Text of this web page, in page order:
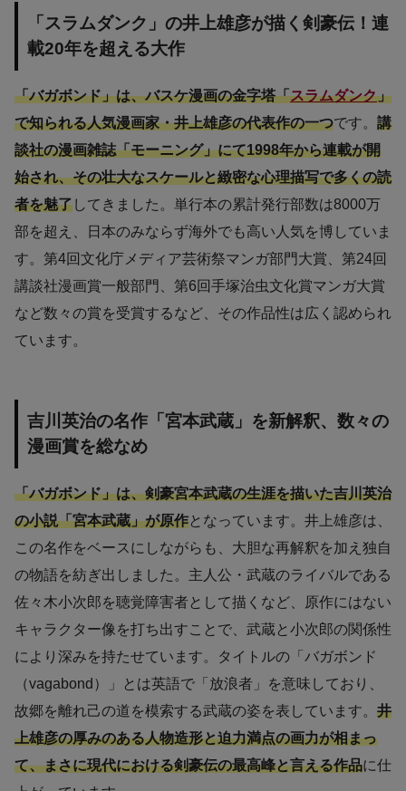
「スラムダンク」の井上雄彦が描く剣豪伝！連
載20年を超える大作
「バガボンド」は、バスケ漫画の金字塔「スラムダンク」
で知られる人気漫画家・井上雄彦の代表作の一つです。 講
談社の漫画雑誌「モーニング」にて1998年から連載が開
始され、その壮大なスケールと緻密な心理描写で多くの読
者を魅了してきました。単行本の累計発行部数は8000万
部を超え、日本のみならず海外でも高い人気を博していま
す。第4回文化庁メディア芸術祭マンガ部門大賞、第24回
講談社漫画賞一般部門、第6回手塚治虫文化賞マンガ大賞
など数々の賞を受賞するなど、その作品性は広く認められ
ています。
吉川英治の名作「宮本武蔵」を新解釈、数々の
漫画賞を総なめ
「バガボンド」は、剣豪宮本武蔵の生涯を描いた吉川英治
の小説「宮本武蔵」が原作となっています。井上雄彦は、
この名作をベースにしながらも、大胆な再解釈を加え独自
の物語を紡ぎ出しました。主人公・武蔵のライバルである
佐々木小次郎を聴覚障害者として描くなど、原作にはない
キャラクター像を打ち出すことで、武蔵と小次郎の関係性
により深みを持たせています。タイトルの「バガボンド
（vagabond）」とは英語で「放浪者」を意味しており、
故郷を離れ己の道を模索する武蔵の姿を表しています。 井
上雄彦の厚みのある人物造形と迫力満点の画力が相まっ
て、まさに現代における剣豪伝の最高峰と言える作品に仕